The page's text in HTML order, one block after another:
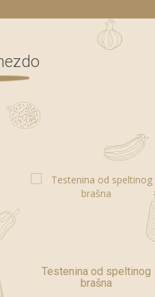
Testenina od speltinog
brašna